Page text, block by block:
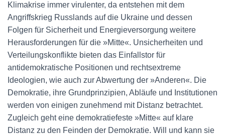
Klimakrise immer virulenter, da entstehen mit dem
Angriffskrieg Russlands auf die Ukraine und dessen
Folgen für Sicherheit und Energieversorgung weitere
Herausforderungen für die »Mitte«. Unsicherheiten und
Verteilungskonflikte bieten das Einfallstor für
antidemokratische Positionen und rechtsextreme
Ideologien, wie auch zur Abwertung der »Anderen«. Die
Demokratie, ihre Grundprinzipien, Abläufe und Institutionen
werden von einigen zunehmend mit Distanz betrachtet.
Zugleich geht eine demokratiefeste »Mitte« auf klare
Distanz zu den Feinden der Demokratie. Will und kann sie